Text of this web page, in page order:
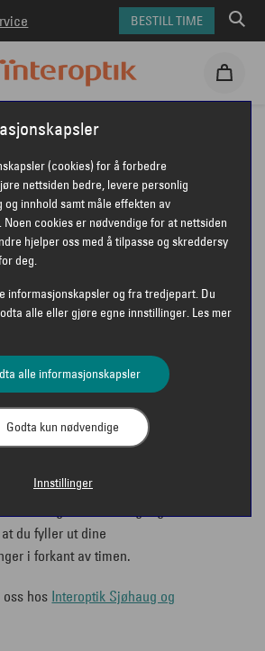
BESTILL TIME
12330
TIME HOS
hos din optiker hos Interoptik
du fyller ut dine
i forkant av timen.
hos Interoptik Sjøhaug og
(cookies) for å forbedre
nettsiden bedre, levere personlig
innhold samt måle effekten av
cookies er nødvendige for at nettsiden
hjelper oss med å tilpasse og skreddersy
deg.
informasjonskapsler og fra tredjepart. Du
alle eller gjøre egne innstillinger. Les mer
alle informasjonskapsler
Godta kun nødvendige
Innstillinger